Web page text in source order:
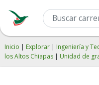
Inicio | Explorar | Ingeniería y
los Altos Chiapas | Unidad de